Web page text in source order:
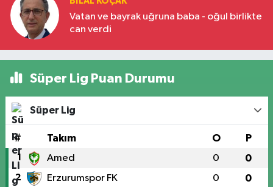
Vatan ve bayrak uğruna baba - oğul birlikte
can verdi
Süper Lig Puan Durumu
Süper Lig
# Takım O P
1 Amed 0 0
2 Erzurumspor FK 0 0